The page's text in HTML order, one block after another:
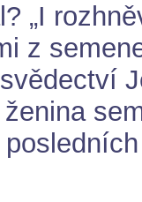
„I
z